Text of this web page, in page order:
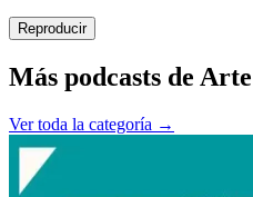
Reproducir
Más podcasts de Arte
Ver toda la categoría →